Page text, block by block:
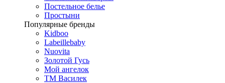
Постельное белье
Простыни
Популярные бренды
Kidboo
Labeillebaby
Nuovita
Золотой Гусь
Мой ангелок
ТМ Василек